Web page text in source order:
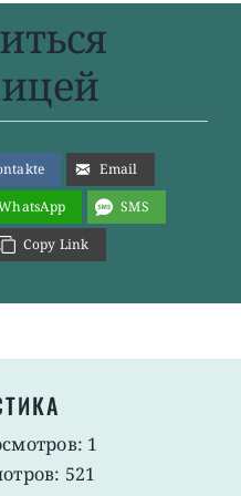
Email
SMS
Copy Link
1
521